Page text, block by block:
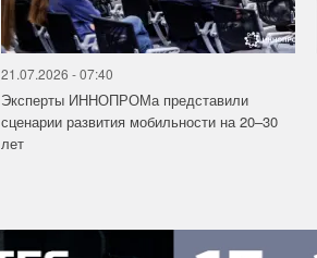
21.07.2026 - 07:40
Эксперты ИННОПРОМа представили
сценарии развития мобильности на 20–30
лет